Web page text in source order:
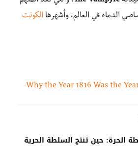
الدماء في العالم، وأشهرها الكونت
Why the Year 1816 Was the
الحرة: حين تنتج السلطة الحرية